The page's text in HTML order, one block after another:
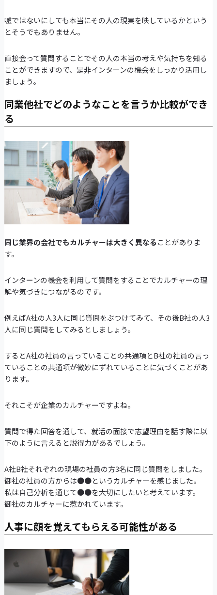
嘘ではないにしても本当にその人の現実を映しているかという
とそうでもありません。
直接会って質問することでその人の本当の考えや気持ちを知る
ことができますので、是非インターンの機会をしっかり活用し
ましょう。
同業他社でどのようなことを言うか比較ができ
る
同じ業界の会社でもカルチャーは大きく異なることがありま
す。
インターンの機会を利用して質問をすることでカルチャーの理
解や気づきにつながるのです。
例えばA社の人3人に同じ質問をぶつけてみて、その後B社の人3
人に同じ質問をしてみるとしましょう。
するとA社の社員の言っていることの共通項とB社の社員の言っ
ていることの共通項が微妙にずれていることに気づくことがあ
ります。
それこそが企業のカルチャーですよね。
質問で得た回答を通して、就活の面接で志望理由を話す際に以
下のように言えると説得力があるでしょう。
A社B社それぞれの現場の社員の方3名に同じ質問をしました。
御社の社員の方からは●●というカルチャーを感じました。
私は自己分析を通じて●●を大切にしたいと考えています。
御社のカルチャーに惹かれています。
人事に顔を覚えてもらえる可能性がある